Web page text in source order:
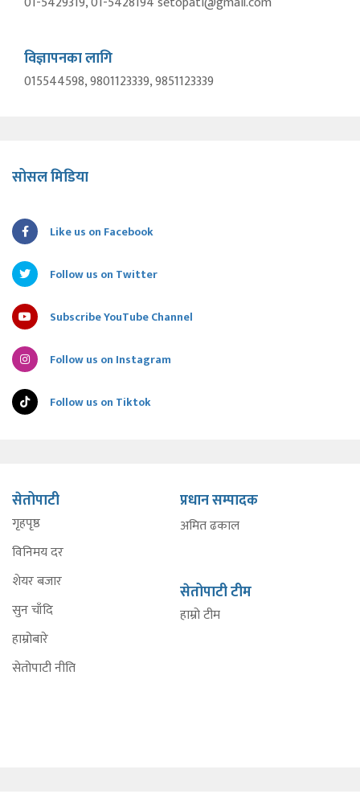
विज्ञापनका लागि
015544598, 9801123339, 9851123339
सोसल मिडिया
Like us on Facebook
Follow us on Twitter
Subscribe YouTube Channel
Follow us on Instagram
Follow us on Tiktok
सेतोपाटी
गृहपृष्ठ
विनिमय दर
शेयर बजार
सुन चाँदि
हाम्रोबारे
सेतोपाटी नीति
प्रधान सम्पादक
अमित ढकाल
सेतोपाटी टीम
हाम्रो टीम